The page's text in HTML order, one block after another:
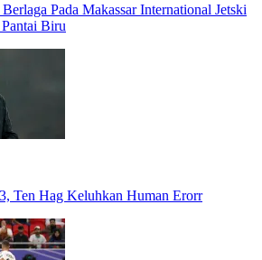
Pada Makassar International Jetski
Biru
Ten Hag Keluhkan Human Erorr